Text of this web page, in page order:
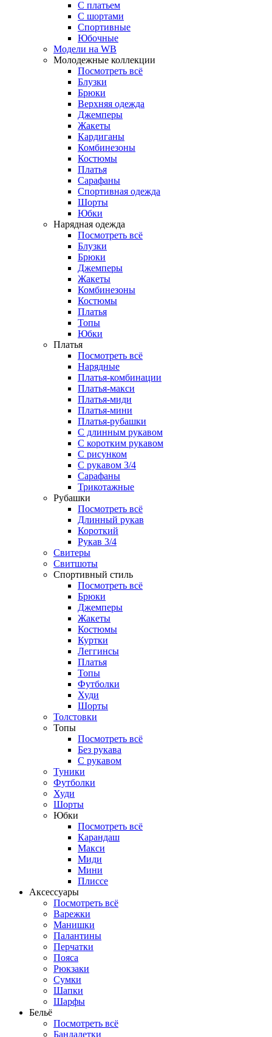
С платьем
С шортами
Спортивные
Юбочные
Модели на WB
Молодежные коллекции
Посмотреть всё
Блузки
Брюки
Верхняя одежда
Джемперы
Жакеты
Кардиганы
Комбинезоны
Костюмы
Платья
Сарафаны
Спортивная одежда
Шорты
Юбки
Нарядная одежда
Посмотреть всё
Блузки
Брюки
Джемперы
Жакеты
Комбинезоны
Костюмы
Платья
Топы
Юбки
Платья
Посмотреть всё
Нарядные
Платья-комбинации
Платья-макси
Платья-миди
Платья-мини
Платья-рубашки
С длинным рукавом
С коротким рукавом
С рисунком
С рукавом 3/4
Сарафаны
Трикотажные
Рубашки
Посмотреть всё
Длинный рукав
Короткий
Рукав 3/4
Свитеры
Свитшоты
Спортивный стиль
Посмотреть всё
Брюки
Джемперы
Жакеты
Костюмы
Куртки
Леггинсы
Платья
Топы
Футболки
Худи
Шорты
Толстовки
Топы
Посмотреть всё
Без рукава
С рукавом
Туники
Футболки
Худи
Шорты
Юбки
Посмотреть всё
Карандаш
Макси
Миди
Мини
Плиссе
Аксессуары
Посмотреть всё
Варежки
Манишки
Палантины
Перчатки
Пояса
Рюкзаки
Сумки
Шапки
Шарфы
Бельё
Посмотреть всё
Бандалетки